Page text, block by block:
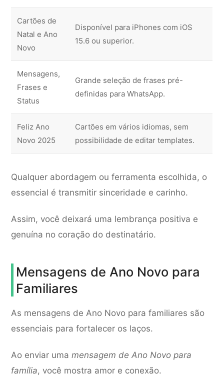
Cartões de
Natal e Ano
Novo
Disponível para iPhones com iOS
15.6 ou superior.
Mensagens,
Frases e
Status
Grande seleção de frases pré-
definidas para WhatsApp.
Feliz Ano
Novo 2025
Cartões em vários idiomas, sem
possibilidade de editar templates.
Qualquer abordagem ou ferramenta escolhida, o
essencial é transmitir sinceridade e carinho.
Assim, você deixará uma lembrança positiva e
genuína no coração do destinatário.
Mensagens de Ano Novo para
Familiares
As mensagens de Ano Novo para familiares são
essenciais para fortalecer os laços.
Ao enviar umamensagem de Ano Novo para
família, você mostra amor e conexão.